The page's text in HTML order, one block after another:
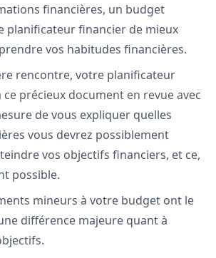
financières, un budget
planificateur financier de mieux
vos habitudes financières.
rencontre, votre planificateur
ce précieux document en revue avec
de vous expliquer quelles
vous devrez possiblement
vos objectifs financiers, et ce,
possible.
mineurs à votre budget ont le
différence majeure quant à